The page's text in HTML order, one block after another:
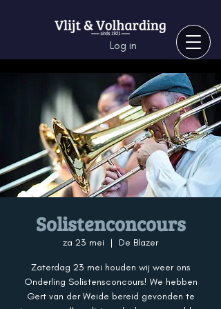
Log in
Solistenconcours
za 23 mei
  |
De Blazer
Zaterdag 23 mei houden wij weer ons
Onderling Solistensconcours! We hebben
Gert van der Weide bereid gevonden te